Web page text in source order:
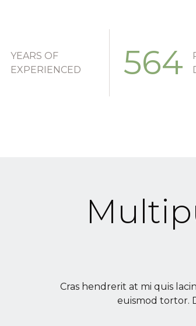
YEARS OF
EXPERIENCED
564
Cras hendrerit at mi quis
euismod tortor.